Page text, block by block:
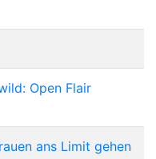
Open Flair
ans Limit gehen